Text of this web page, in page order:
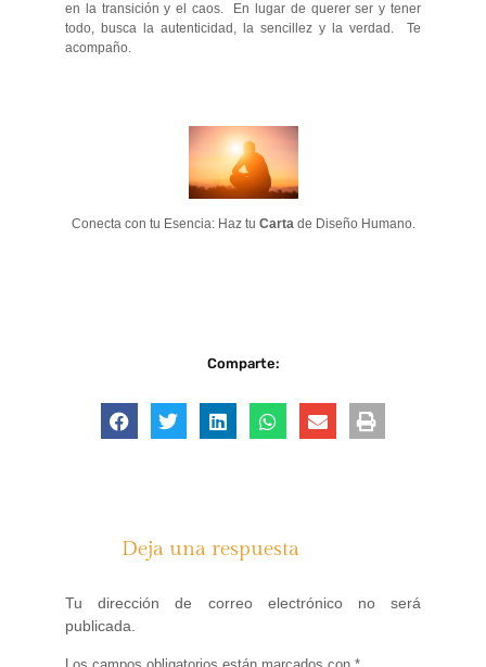
en la transición y el caos. En lugar de querer ser y tener
todo, busca la autenticidad, la sencillez y la verdad. Te
acompaño.
Conecta con tu Esencia: Haz tu Cartade Diseño Humano.
Comparte:
Deja una respuesta
Tu dirección de correo electrónico no será
publicada.